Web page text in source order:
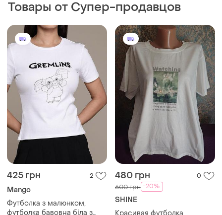
425 грн 2
Mango
Футболка з малюнком,
футболка бавовна біла з
принтом футболка с
рисунком gremlins
480 грн 0
600 грн
SHINE
Красивая футболка
оверсайз большой размер
батал блуза
UA 48-50 и еще